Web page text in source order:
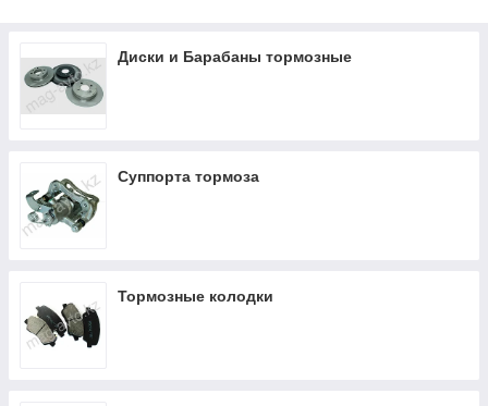
Диски и Барабаны тормозные
Суппорта тормоза
Тормозные колодки